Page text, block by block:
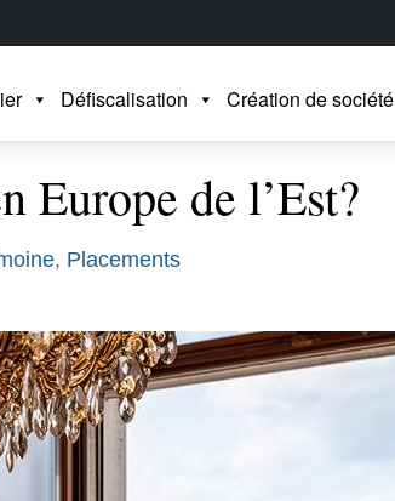
Défiscalisation Création de société
Europe de l’Est?
, Placements